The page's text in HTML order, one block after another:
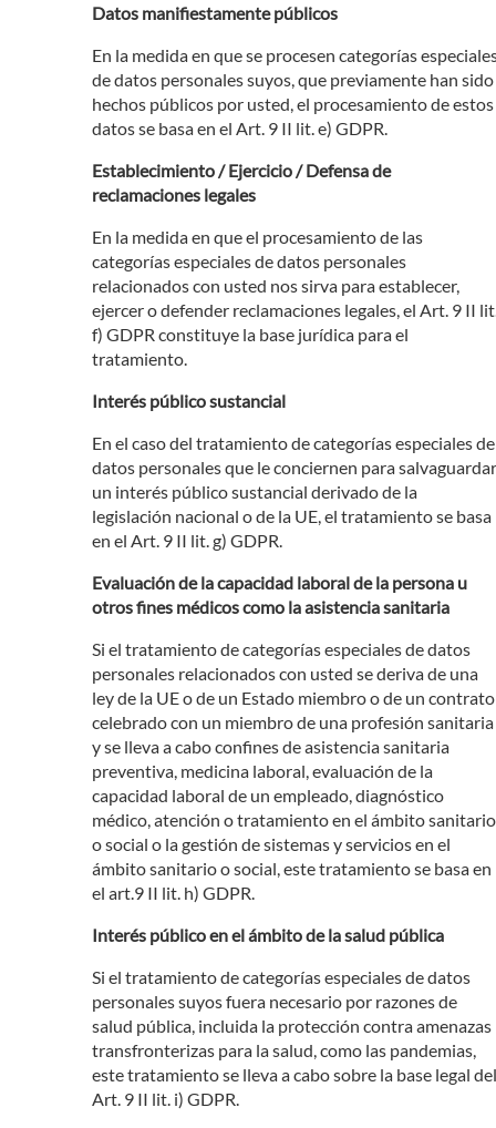
Datos manifiestamente públicos
En la medida en que se procesen categorías
de datos personales suyos, que previamente han sido
hechos públicos por usted, el procesamiento de estos
datos se basa en el Art. 9 II lit. e) GDPR.
Establecimiento / Ejercicio / Defensa de
reclamaciones legales
En la medida en que el procesamiento de las
categorías especiales de datos personales
relacionados con usted nos sirva para establecer,
ejercer o defender reclamaciones legales, el Art. 9 II
f) GDPR constituye la base jurídica para el
tratamiento.
Interés público sustancial
En el caso del tratamiento de categorías especiales de
datos personales que le conciernen para salvaguardar
un interés público sustancial derivado de la
legislación nacional o de la UE, el tratamiento se basa
en el Art. 9 II lit. g) GDPR.
Evaluación de la capacidad laboral de la persona u
otros fines médicos como la asistencia sanitaria
Si el tratamiento de categorías especiales de datos
personales relacionados con usted se deriva de una
ley de la UE o de un Estado miembro o de un contrato
celebrado con un miembro de una profesión sanitaria
y se lleva a cabo confines de asistencia sanitaria
preventiva, medicina laboral, evaluación de la
capacidad laboral de un empleado, diagnóstico
médico, atención o tratamiento en el ámbito sanitario
o social o la gestión de sistemas y servicios en el
ámbito sanitario o social, este tratamiento se basa en
el art.9 II lit. h) GDPR.
Interés público en el ámbito de la salud pública
Si el tratamiento de categorías especiales de datos
personales suyos fuera necesario por razones de
salud pública, incluida la protección contra amenazas
transfronterizas para la salud, como las pandemias,
este tratamiento se lleva a cabo sobre la base legal del
Art. 9 II lit. i) GDPR.